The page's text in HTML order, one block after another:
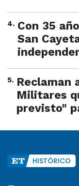
4. Con 35
San
5. Reclaman
Militares
previsto"
HISTÓRICO